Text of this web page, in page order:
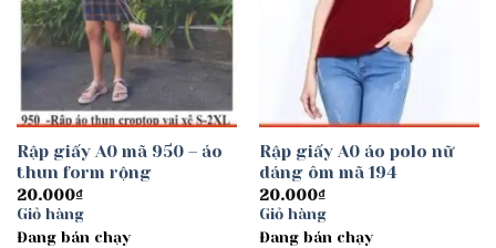
Rập giấy A0 mã 950 – áo
thun form rộng
20.000₫
Giỏ hàng
Đang bán chạy
Rập giấy A0 áo polo nữ
dáng ôm mã 194
20.000₫
Giỏ hàng
Đang bán chạy